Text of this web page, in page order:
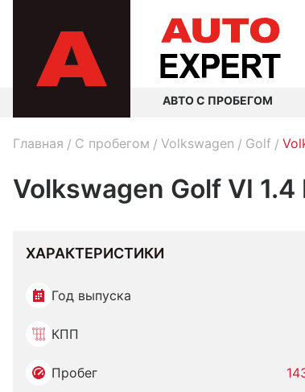
АВТО С ПРОБЕГОМ
Главная C пробегом Volkswagen Golf
Volkswagen Golf VI
ХАРАКТЕРИСТИКИ
Год выпуска
КПП
Пробег